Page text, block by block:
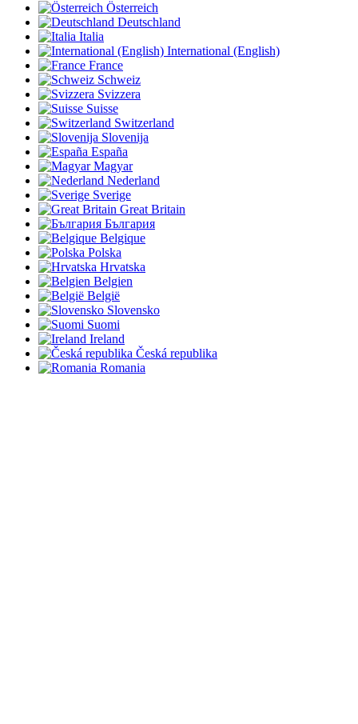
Österreich
Deutschland
Italia
International (English)
France
Schweiz
Svizzera
Suisse
Switzerland
Slovenija
España
Magyar
Nederland
Sverige
Great Britain
България
Belgique
Polska
Hrvatska
Belgien
België
Slovensko
Suomi
Ireland
Česká republika
Romania